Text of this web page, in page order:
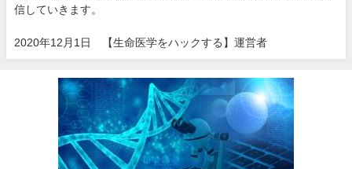
信していきます。
2020年12月1日 【生命医学をハックする】運営者